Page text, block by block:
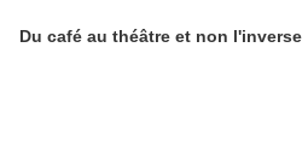
Du café au théâtre et non l'inverse